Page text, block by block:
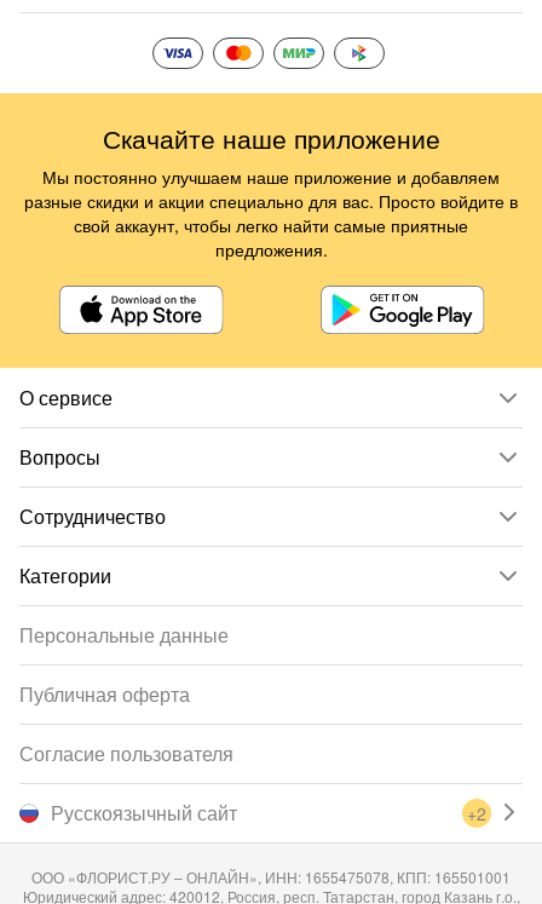
О сервисе
Вопросы
Сотрудничество
Категории
Русскоязычный сайт +2
Персональные данные
Публичная оферта
Согласие пользователя
ООО «ФЛОРИСТ.РУ – ОНЛАЙН», ИНН: 1655475078, КПП: 165501001
Юридический адрес: 420012, Россия, респ. Татарстан, город Казань г.о.,
Скачайте наше приложение
Мы постоянно улучшаем наше приложение и добавляем
разные скидки и акции специально для вас. Просто войдите в
свой аккаунт, чтобы легко найти самые приятные
предложения.